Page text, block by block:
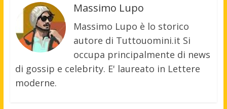
Massimo Lupo
Massimo Lupo è lo storico
autore di Tuttouomini.it Si
occupa principalmente di news
di gossip e celebrity. E' laureato in Lettere
moderne.